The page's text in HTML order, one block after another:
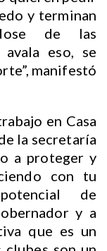
y terminan
de las
eso, se
manifestó
en Casa
la secretaría
a proteger y
con tu
de
y a
que es un